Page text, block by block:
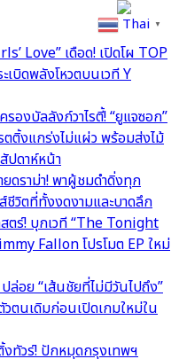
Love” เดือด! เปิดโผ TOP
บิดพลังโหวตบนเวที Y
องบัลลังก์วาไรตี้! “ยูแจซอก”
ติ้งแกร่งไม่แผ่ว พร้อมส่งไม้
ปดาห์หน้า
ดราม่า! พาผู้ชมดำดิ่งทุก
วิตที่ทั้งงดงามและบาดลึก
สตร์! บุกเวที “The Tonight
Fallon โปรโมต EP ใหม่
ล่อย “เส้นชัยที่ไม่มีวันไปถึง”
ตนเดิมก่อนเปิดเกมใหม่ใน
ทัวร์! ปักหมุดกรุงเทพฯ
Thai ▼